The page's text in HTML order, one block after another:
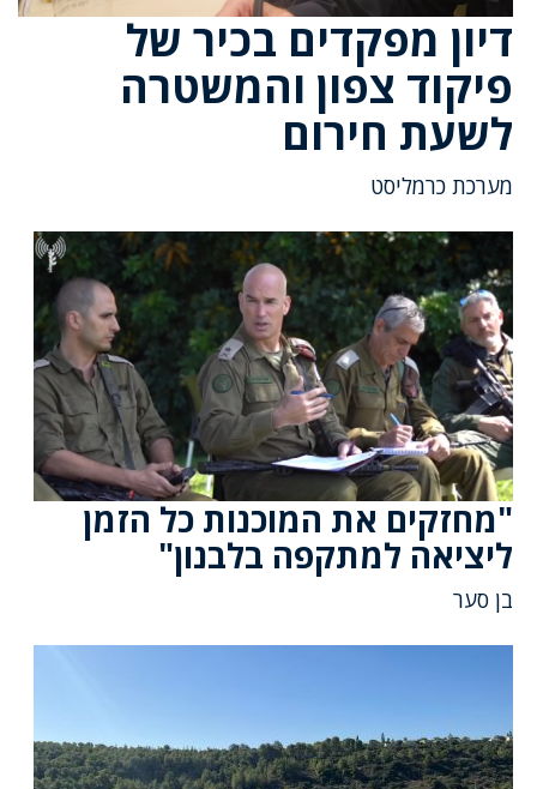
דיון מפקדים בכיר של
פיקוד צפון והמשטרה
לשעת חירום
מערכת כרמליסט
"מחזקים את המוכנות כל הזמן
ליציאה למתקפה בלבנון"
בן סער